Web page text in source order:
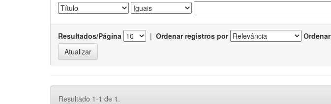
Resultados/Página | Ordenar registros por Ordenar
Resultado 1-1 de 1.